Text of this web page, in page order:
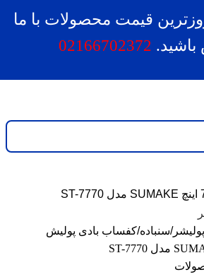
قیمت محصولات با ما
02166702372
پولیشر/سنباده/کفساب بادی پولیش